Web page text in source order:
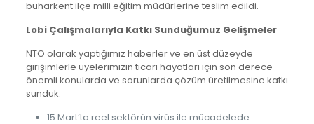
buharkent ilçe milli eğitim müdürlerine teslim edildi.
Lobi Çalışmalarıyla Katkı Sunduğumuz Gelişmeler
NTO olarak yaptığımız haberler ve en üst düzeyde
girişimlerle üyelerimizin ticari hayatları için son derece
önemli konularda ve sorunlarda çözüm üretilmesine katkı
sunduk.
15 Mart’ta reel sektörün virüs ile mücadelede